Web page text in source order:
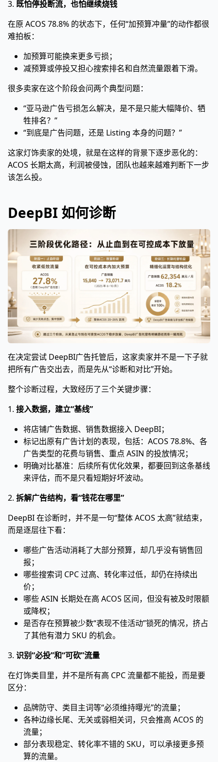
3. 既怕停投断流，也怕继续烧钱
在原 ACOS 78.8% 的状态下，任何“加预算冲量”的动作都很
难拍板：
加预算可能换来更多亏损；
减预算或停投又担心搜索排名和自然流量跟着下滑。
很多卖家在这个阶段会问两个典型问题：
“亚马逊广告亏损怎么解决，是不是只能大幅降价、牺
牲排名？”
“到底是广告问题，还是 Listing 本身的问题？”
这家灯饰卖家的处境，就是在这样的背景下逐步恶化的：
ACOS 长期太高，利润被侵蚀，团队也越来越难判断下一步
该怎么投。
DeepBI 如何诊断
在决定尝试 DeepBI广告托管后，这家卖家并不是一下子就
把所有广告交出去，而是先从“诊断和对比”开始。
整个诊断过程，大致经历了三个关键步骤：
1. 接入数据，建立“基线”
将店铺广告数据、销售数据接入 DeepBI；
标记出原有广告计划的表现，包括：ACOS 78.8%、各
广告类型的花费与销售、重点 ASIN 的投放情况；
明确对比基准：后续所有优化效果，都要回到这条基线
来评估，而不是只看短期好坏波动。
2. 拆解广告结构，看“钱花在哪里”
DeepBI 在诊断时，并不是一句“整体 ACOS 太高”就结束，
而是逐层往下看：
哪些广告活动消耗了大部分预算，却几乎没有销售回
报；
哪些搜索词 CPC 过高、转化率过低，却仍在持续出
价；
哪些 ASIN 长期处在高 ACOS 区间，但没有被及时限额
或降权；
是否存在预算被少数“表现不佳活动”锁死的情况，挤占
了其他有潜力 SKU 的机会。
3. 识别“必投”和“可砍”流量
在灯饰类目里，并不是所有高 CPC 流量都不能投，而是要
区分：
品牌防守、类目主词等“必须维持曝光”的流量；
各种边缘长尾、无关或弱相关词，只会推高 ACOS 的
流量；
部分表现稳定、转化率不错的 SKU，可以承接更多预
算的流量。